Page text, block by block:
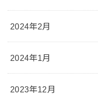
2024年2月
2024年1月
2023年12月